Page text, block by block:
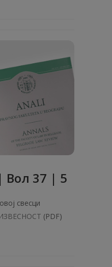
Вол 37 | 5
свесци
(PDF)